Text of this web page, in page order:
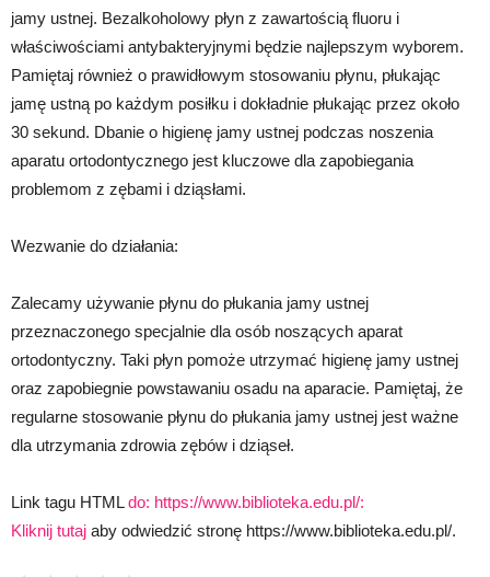
jamy ustnej. Bezalkoholowy płyn z zawartością fluoru i
właściwościami antybakteryjnymi będzie najlepszym wyborem.
Pamiętaj również o prawidłowym stosowaniu płynu, płukając
jamę ustną po każdym posiłku i dokładnie płukając przez około
30 sekund. Dbanie o higienę jamy ustnej podczas noszenia
aparatu ortodontycznego jest kluczowe dla zapobiegania
problemom z zębami i dziąsłami.
Wezwanie do działania:
Zalecamy używanie płynu do płukania jamy ustnej
przeznaczonego specjalnie dla osób noszących aparat
ortodontyczny. Taki płyn pomoże utrzymać higienę jamy ustnej
oraz zapobiegnie powstawaniu osadu na aparacie. Pamiętaj, że
regularne stosowanie płynu do płukania jamy ustnej jest ważne
dla utrzymania zdrowia zębów i dziąseł.
Link tagu HTMLdo: https://www.biblioteka.edu.pl/:
Kliknij tutaj aby odwiedzić stronę https://www.biblioteka.edu.pl/.